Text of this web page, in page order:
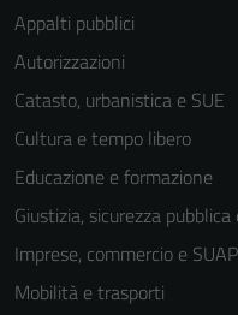
Appalti pubblici
Autorizzazioni
Catasto, urbanistica e SUE
Cultura e tempo libero
Educazione e formazione
Giustizia, sicurezza
Imprese, commercio e SUAP
Mobilità e trasporti